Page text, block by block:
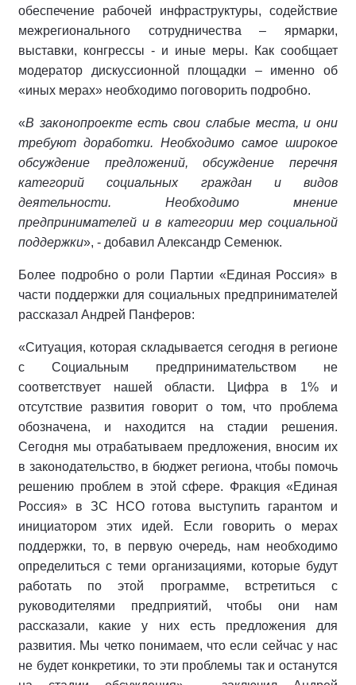
обеспечение рабочей инфраструктуры, содействие
межрегионального сотрудничества – ярмарки,
выставки, конгрессы - и иные меры. Как сообщает
модератор дискуссионной площадки – именно об
«иных мерах» необходимо поговорить подробно.
«В законопроекте есть свои слабые места, и они
требуют доработки. Необходимо самое широкое
обсуждение предложений, обсуждение перечня
категорий социальных граждан и видов
деятельности. Необходимо мнение
предпринимателей и в категории мер социальной
поддержки», - добавил Александр Семенюк.
Более подробно о роли Партии «Единая Россия» в
части поддержки для социальных предпринимателей
рассказал Андрей Панферов:
«Ситуация, которая складывается сегодня в регионе
с Социальным предпринимательством не
соответствует нашей области. Цифра в 1% и
отсутствие развития говорит о том, что проблема
обозначена, и находится на стадии решения.
Сегодня мы отрабатываем предложения, вносим их
в законодательство, в бюджет региона, чтобы помочь
решению проблем в этой сфере. Фракция «Единая
Россия» в ЗС НСО готова выступить гарантом и
инициатором этих идей. Если говорить о мерах
поддержки, то, в первую очередь, нам необходимо
определиться с теми организациями, которые будут
работать по этой программе, встретиться с
руководителями предприятий, чтобы они нам
рассказали, какие у них есть предложения для
развития. Мы четко понимаем, что если сейчас у нас
не будет конкретики, то эти проблемы так и останутся